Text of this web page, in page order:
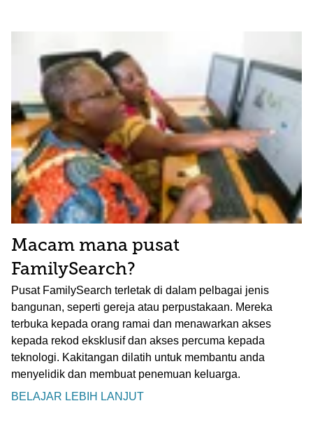
Macam mana pusat
FamilySearch?
Pusat FamilySearch terletak di dalam pelbagai jenis
bangunan, seperti gereja atau perpustakaan. Mereka
terbuka kepada orang ramai dan menawarkan akses
kepada rekod eksklusif dan akses percuma kepada
teknologi. Kakitangan dilatih untuk membantu anda
menyelidik dan membuat penemuan keluarga.
BELAJAR LEBIH LANJUT